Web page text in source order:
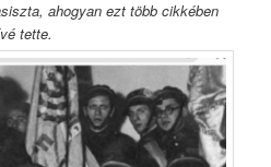
ahogyan ezt több cikkében
tette.